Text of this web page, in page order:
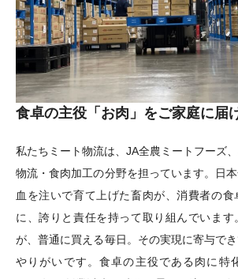
食卓の主役「お肉」をご家庭に届
私たちミート物流は、JA全農ミートフーズ
物流・食肉加工の分野を担っています。日
血を注いで育て上げた畜肉が、消費者の
に、誇りと責任を持って取り組んでいます
が、普通に買える毎日。その実現に寄与で
やりがいです。食卓の主役である肉に特